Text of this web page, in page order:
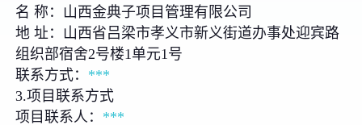
名 称：山西金典子项目管理有限公司
地 址：山西省吕梁市孝义市新义街道办事处迎宾路
组织部宿舍2号楼1单元1号
联系方式： ***
3.项目联系方式
项目联系人： ***